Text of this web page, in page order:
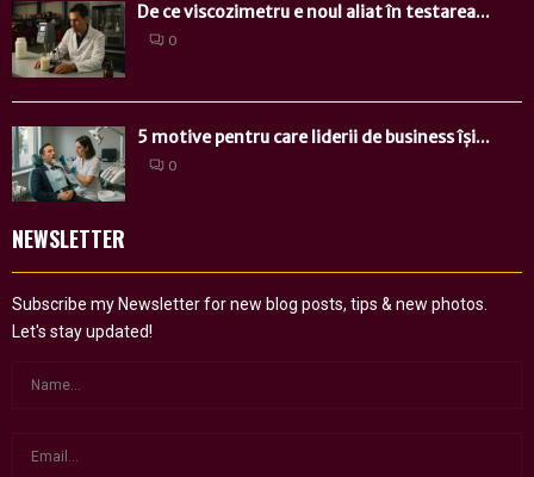
De ce viscozimetru e noul aliat în testarea...
0
5 motive pentru care liderii de business își...
0
NEWSLETTER
Subscribe my Newsletter for new blog posts, tips & new photos.
Let's stay updated!